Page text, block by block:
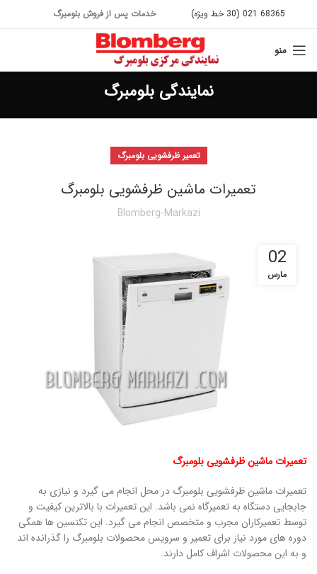
68365 021 (30 خط ویژه) خدمات پس از فروش بلومبرگ
منو
نمایندگی بلومبرگ
تعمیر ظرفشویی بلومبرگ
تعمیرات ماشین ظرفشویی بلومبرگ
Blomberg-Markazi
02
مارس
تعمیرات ماشین ظرفشویی بلومبرگ
تعمیرات ماشین ظرفشویی بلومبرگ در محل انجام می گیرد و نیازی به
جابجایی دستگاه به تعمیرگاه نمی باشد. این تعمیرات با بالاترین کیفیت و
توسط تعمیرکاران مجرب و متخصص انجام می گیرد. این تکنسین ها همگی
دوره های مورد نیاز برای تعمیر و سرویس محصولات بلومبرگ را گذرانده اند
و به این محصولات اشراف کامل دارند.